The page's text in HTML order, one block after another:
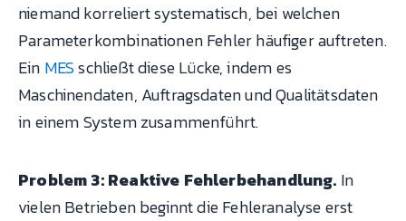
niemand korreliert systematisch, bei welchen
Parameterkombinationen Fehler häufiger auftreten.
Ein MESschließt diese Lücke, indem es
Maschinendaten, Auftragsdaten und Qualitätsdaten
in einem System zusammenführt.
Problem 3: Reaktive Fehlerbehandlung. In
vielen Betrieben beginnt die Fehleranalyse erst